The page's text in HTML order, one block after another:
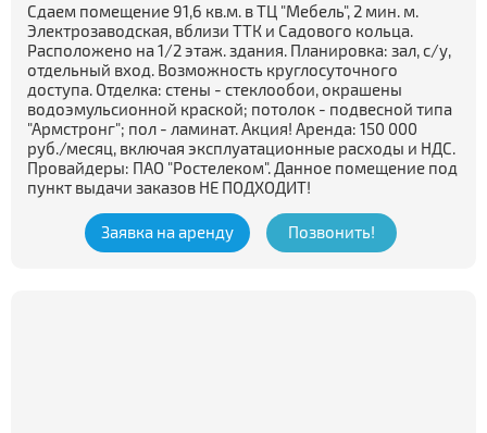
Сдаем помещение 91,6 кв.м. в ТЦ "Мебель", 2 мин. м.
Электрозаводская, вблизи ТТК и Садового кольца.
Расположено на 1/2 этаж. здания. Планировка: зал, с/у,
отдельный вход. Возможность круглосуточного
доступа. Отделка: стены - стеклообои, окрашены
водоэмульсионной краской; потолок - подвесной типа
"Армстронг"; пол - ламинат. Акция! Аренда: 150 000
руб./месяц, включая эксплуатационные расходы и НДС.
Провайдеры: ПАО "Ростелеком". Данное помещение под
пункт выдачи заказов НЕ ПОДХОДИТ!
Заявка на аренду Позвонить!